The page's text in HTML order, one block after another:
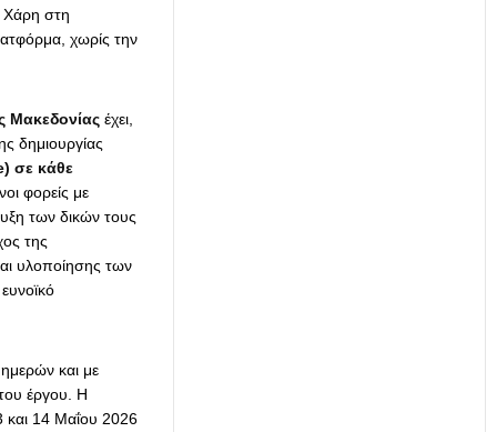
Χάρη στη
χωρίς την
Μακεδονίας έχει,
δημιουργίας
σε κάθε
φορείς με
των δικών τους
της
υλοποίησης των
και με
έργου. Η
και 14 Μαΐου 2026